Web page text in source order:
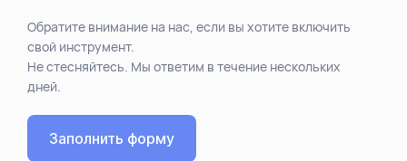
Обратите внимание на нас, если вы хотите включить
свой инструмент.
Не стесняйтесь. Мы ответим в течение нескольких
дней.
Заполнить форму